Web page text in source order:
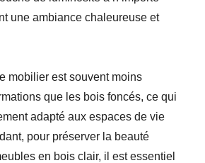
une ambiance chaleureuse et
mobilier est souvent moins
que les bois foncés, ce qui
adapté aux espaces de vie
pour préserver la beauté
en bois clair, il est essentiel